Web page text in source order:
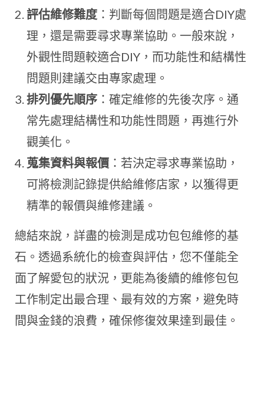
評估維修難度 ：判斷每個問題是適合DIY處
理，還是需要尋求專業協助。一般來說，
外觀性問題較適合DIY，而功能性和結構性
問題則建議交由專家處理。
排列優先順序 ：確定維修的先後次序。通
常先處理結構性和功能性問題，再進行外
觀美化。
蒐集資料與報價 ：若決定尋求專業協助，
可將檢測記錄提供給維修店家，以獲得更
精準的報價與維修建議。
總結來說，詳盡的檢測是成功包包維修的基
石。透過系統化的檢查與評估，您不僅能全
面了解愛包的狀況，更能為後續的維修包包
工作制定出最合理、最有效的方案，避免時
間與金錢的浪費，確保修復效果達到最佳。